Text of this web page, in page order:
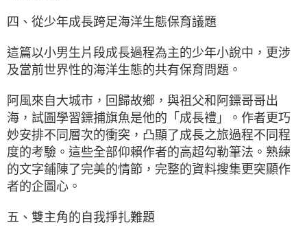
四、從少年成長跨足海洋生態保育議題
這篇以小男生片段成長過程為主的少年小說中，更涉
及當前世界性的海洋生態的共有保育問題。
阿風來自大城市，回歸故鄉，與祖父和阿鏢哥哥出
海，試圖學習鏢捕旗魚是他的「成長禮」。作者更巧
妙安排不同層次的衝突，凸顯了成長之旅過程不同程
度的考驗。這些全部仰賴作者的高超勾勒筆法。熟練
的文字鋪陳了完美的情節，完整的資料搜集更突顯作
者的企圖心。
五、雙主角的自我掙扎難題